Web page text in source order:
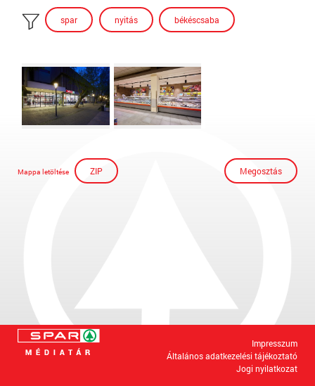
spar nyitás békéscsaba
Mappa letöltése ZIP Megosztás
Impresszum
Általános adatkezelési tájékoztató
Jogi nyilatkozat